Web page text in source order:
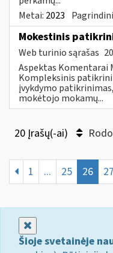
Metai: 2023
Mokestinis
Web turinio sąrašas
Aspektas Komentarai
Kompleksinis
įvykdymo
mokėtojo mokamų...
20 Įrašų(-ai)
1 ... 25 26 27
Šioje svetainėje